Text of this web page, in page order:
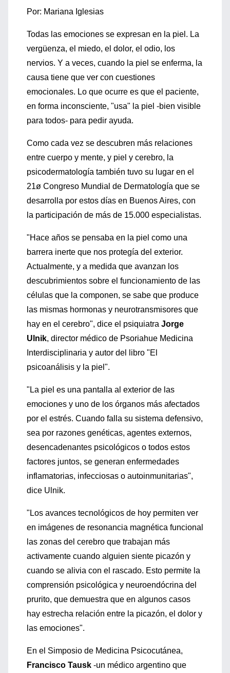
Por: Mariana Iglesias
Todas las emociones se expresan en la piel. La
vergüenza, el miedo, el dolor, el odio, los
nervios. Y a veces, cuando la piel se enferma, la
causa tiene que ver con cuestiones
emocionales. Lo que ocurre es que el paciente,
en forma inconsciente, "usa" la piel -bien visible
para todos- para pedir ayuda.
Como cada vez se descubren más relaciones
entre cuerpo y mente, y piel y cerebro, la
psicodermatología también tuvo su lugar en el
21ø Congreso Mundial de Dermatología que se
desarrolla por estos días en Buenos Aires, con
la participación de más de 15.000 especialistas.
"Hace años se pensaba en la piel como una
barrera inerte que nos protegía del exterior.
Actualmente, y a medida que avanzan los
descubrimientos sobre el funcionamiento de las
células que la componen, se sabe que produce
las mismas hormonas y neurotransmisores que
hay en el cerebro", dice el psiquiatra Jorge
Ulnik, director médico de Psoriahue Medicina
Interdisciplinaria y autor del libro "El
psicoanálisis y la piel".
"La piel es una pantalla al exterior de las
emociones y uno de los órganos más afectados
por el estrés. Cuando falla su sistema defensivo,
sea por razones genéticas, agentes externos,
desencadenantes psicológicos o todos estos
factores juntos, se generan enfermedades
inflamatorias, infecciosas o autoinmunitarias",
dice Ulnik.
"Los avances tecnológicos de hoy permiten ver
en imágenes de resonancia magnética funcional
las zonas del cerebro que trabajan más
activamente cuando alguien siente picazón y
cuando se alivia con el rascado. Esto permite la
comprensión psicológica y neuroendócrina del
prurito, que demuestra que en algunos casos
hay estrecha relación entre la picazón, el dolor y
las emociones".
En el Simposio de Medicina Psicocutánea,
Francisco Tausk -un médico argentino que